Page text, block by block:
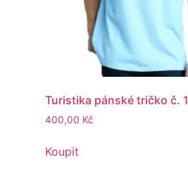
Turistika pánské tričko č. 1
400,00 Kč
Koupit